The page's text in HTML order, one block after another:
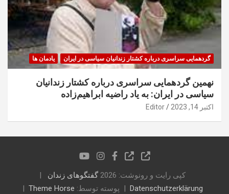
گردهمایی سراسری درباره کشتار زندانیان سیاسی در ایران یادمان ها
نهمین گردهمایی سراسری درباره کشتار زندانیان
سیاسی در ایران: به یاد راضیه ابراهیم‌زاده
اکتبر 14, 2023 Editor
کپی رایت و رونوشت: 2026
گفتگوهای زندان
Datenschutzerklärung
پوسته توسط: Theme Horse